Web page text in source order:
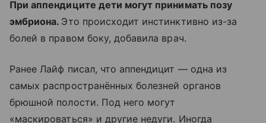
При аппендиците дети могут принимать позу
эмбриона. Это происходит инстинктивно из-за
болей в правом боку, добавила врач.
Ранее Лайф писал, что аппендицит — одна из
самых распространённых болезней органов
брюшной полости. Под него могут
«маскироваться» и другие недуги. Иногда